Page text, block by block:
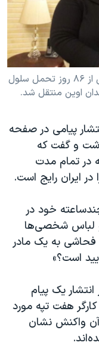
آتنا دائمی درمهرماه ۹۳ بازداشت شد و پس از ۸۶ روز تحمل سلول
اوین منتقل شد.
پیامی در صفحه
و گفت که
در تمام مدت
در ایران رایج است.
خود در
لباس شخصی‌ها
فحاشی به یک مادر
است؟»
یک پیام
هفت تپه مورد
آن واکنش نشان